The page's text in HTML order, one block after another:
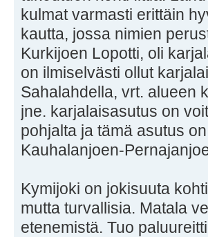
kulmat varmasti erittäin
kautta, jossa nimien
Kurkijoen Lopotti, oli
on ilmiselvästi ollut
Sahalahdella, vrt. alueen
jne. karjalaisasutus on
pohjalta ja tämä asutus
Kauhalanjoen-
Kymijoki on jokisuuta
mutta turvallisia. Matala
etenemistä. Tuo